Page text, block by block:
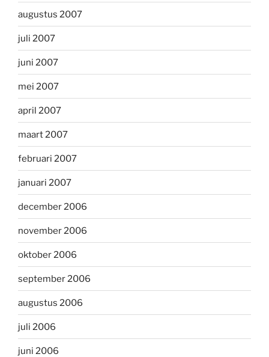
augustus 2007
juli 2007
juni 2007
mei 2007
april 2007
maart 2007
februari 2007
januari 2007
december 2006
november 2006
oktober 2006
september 2006
augustus 2006
juli 2006
juni 2006